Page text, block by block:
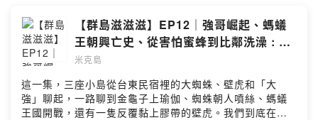
Powered by Firstory Hosting【群島滋滋滋】EP12｜強哥崛起、螞蟻
王朝興亡史、從害怕蜜蜂到比鄰洗澡 : 我
們的蟲蟲鄰居
米克島
這一集，三座小島從台東民宿裡的大蜘蛛、壁虎和「大
強」聊起，一路聊到金龜子上瑜伽、蜘蛛朝人噴絲、螞蟻
王國開戰，還有一隻反覆黏上膠帶的壁虎。我們到底在怕